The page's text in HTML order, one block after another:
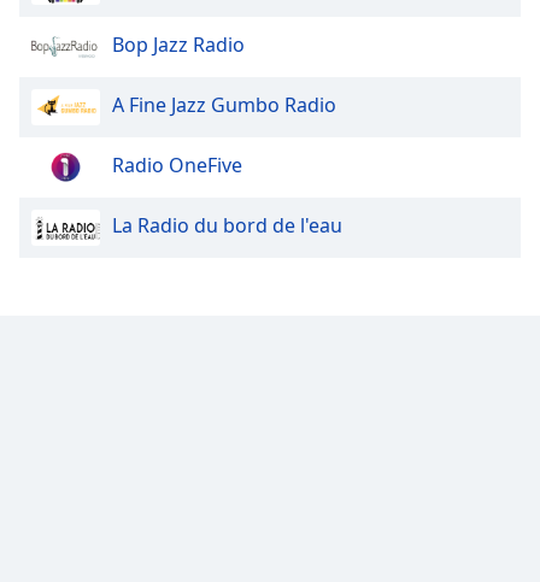
Style
Family
Reset
Bop Jazz Radio
A Fine Jazz Gumbo Radio
Radio OneFive
La Radio du bord de l'eau